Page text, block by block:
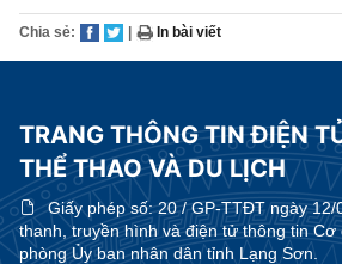
Chia sẻ: In bài viết
TRANG THÔNG TIN ĐIỆN
THỂ THAO VÀ DU LỊCH
Giấy phép số:20 / GP-TTĐT ngày 12/
thanh, truyền hình và điện tử thông tin
phòng Ủy ban nhân dân tỉnh Lạng Sơn.